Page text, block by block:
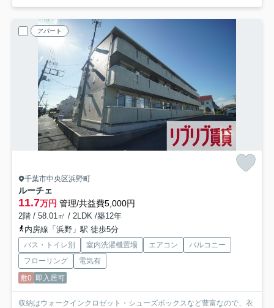
アパート
千葉市中央区浜野町
ルーチェ
11.7万円 管理/共益費5,000円
2階 / 58.01㎡ / 2LDK /築12年
内房線「浜野」駅 徒歩5分
バス・トイレ別 室内洗濯機置場 エアコン
バルコニー
フローリング
電気有
敷0 即入居可
収納はウォークインクロゼット・シューズボックスなど豊富なので、衣